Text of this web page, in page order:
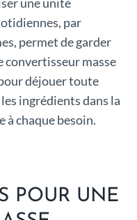
par
permet de garder
convertisseur masse
déjouer toute
ingrédients dans la
à chaque besoin.
POUR UNE